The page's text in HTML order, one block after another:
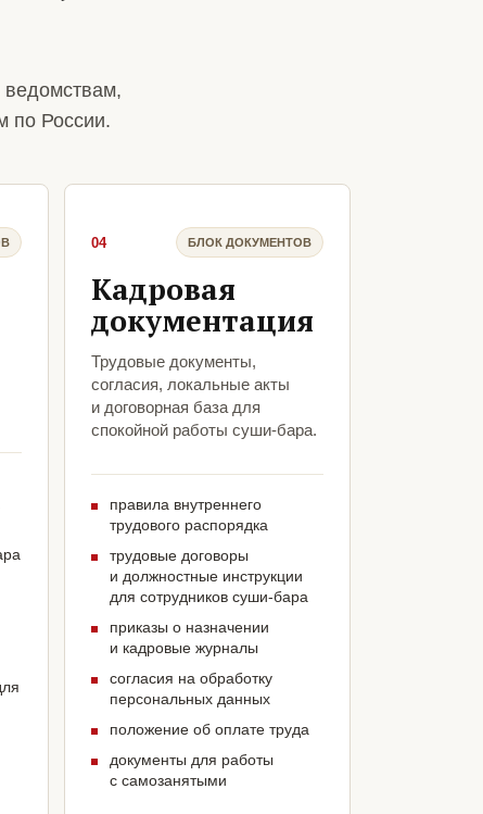
по России.
04 БЛОК ДОКУМЕНТОВ
Кадровая
документация
Трудовые документы,
согласия, локальные акты
и договорная база для
спокойной работы суши-бара.
правила внутреннего
трудового распорядка
трудовые договоры
и должностные инструкции
для сотрудников суши-бара
приказы о назначении
и кадровые журналы
согласия на обработку
персональных данных
положение об оплате труда
документы для работы
с самозанятыми